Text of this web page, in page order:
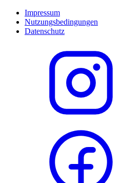
Impressum
Nutzungsbedingungen
Datenschutz